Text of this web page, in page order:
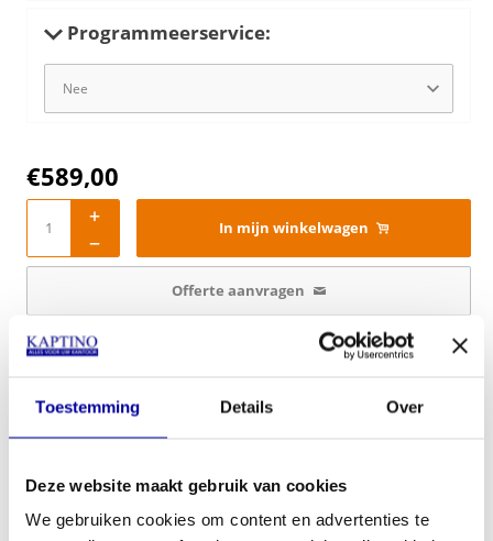
Toestemming Details Over
Deze website maakt gebruik van cookies
We gebruiken cookies om content en advertenties te
Programmeerservice:
€589,00
In mijn winkelwagen
Offerte aanvragen
Productinformatie
Specificaties